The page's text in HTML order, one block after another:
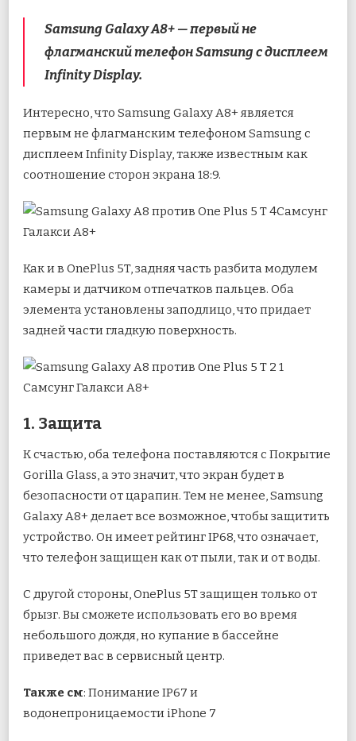
Samsung Galaxy A8+ — первый не
флагманский телефон Samsung с дисплеем
Infinity Display.
Интересно, что Samsung Galaxy A8+ является
первым не флагманским телефоном Samsung с
дисплеем Infinity Display, также известным как
соотношение сторон экрана 18:9.
Самсунг
Галакси А8+
Как и в OnePlus 5T, задняя часть разбита модулем
камеры и датчиком отпечатков пальцев. Оба
элемента установлены заподлицо, что придает
задней части гладкую поверхность.
Самсунг Галакси А8+
1. Защита
К счастью, оба телефона поставляются с Покрытие
Gorilla Glass, а это значит, что экран будет в
безопасности от царапин. Тем не менее, Samsung
Galaxy A8+ делает все возможное, чтобы защитить
устройство. Он имеет рейтинг IP68, что означает,
что телефон защищен как от пыли, так и от воды.
С другой стороны, OnePlus 5T защищен только от
брызг. Вы сможете использовать его во время
небольшого дождя, но купание в бассейне
приведет вас в сервисный центр.
Также см: Понимание IP67 и
водонепроницаемости iPhone 7